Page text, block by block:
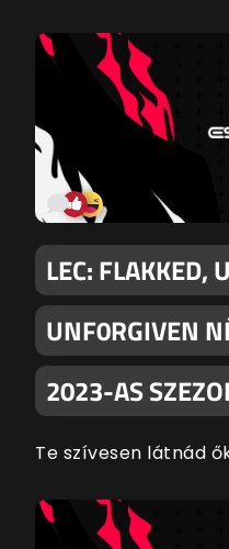
LEC: FLAKKED,
UNF0RGIVEN
2023-AS
Te szívesen látnád